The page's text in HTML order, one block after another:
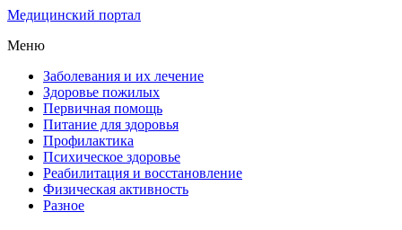
Медицинский портал
Меню
Заболевания и их лечение
Здоровье пожилых
Первичная помощь
Питание для здоровья
Профилактика
Психическое здоровье
Реабилитация и восстановление
Физическая активность
Разное